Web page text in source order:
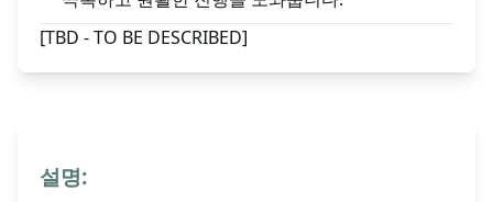
[TBD - TO BE DESCRIBED]
설명: